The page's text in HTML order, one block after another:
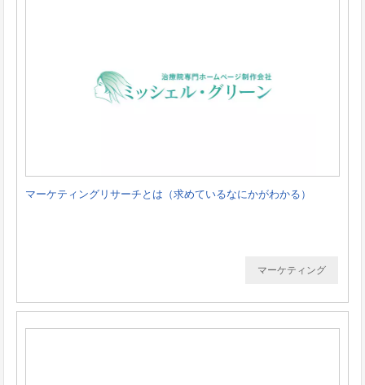
マーケティングリサーチとは（求めているなにかがわかる）
マーケティング